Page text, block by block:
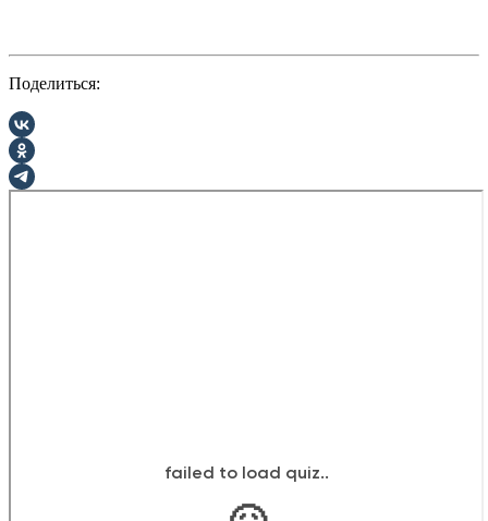
Поделиться: